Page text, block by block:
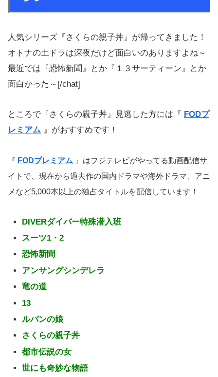
人気シリーズ『さくらの親子丼』が帰ってきました！
オトナの土ドラは深夜だけど面白いのありますよね～
最近では『恐怖新聞』とか『１３サーティーン』とか
面白かった～[/chat]
ところで『さくらの親子丼』見逃した方には『
FODプ
レミアム 』がおすすめです！
『 FODプレミアム 』はフジテレビがやってる動画配信サ
イトで、現在から過去作の国内ドラマや海外ドラマ、アニ
メなど5,000本以上の独占タイトルを配信しています！
DIVERダイバー特殊潜入班
スーツ1・2
恐怖新聞
アンサングシンデレラ
竜の道
13
ルパンの娘
さくらの親子丼
都市伝説の女
世にも奇妙な物語